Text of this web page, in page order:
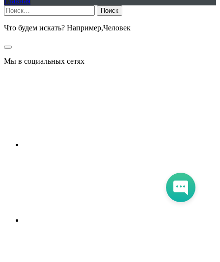
Найти:
Что будем искать? Например,Человек
Мы в социальных сетях